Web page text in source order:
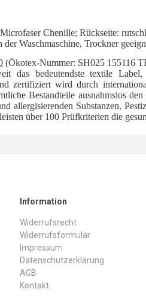
Chenille; Rückseite:
Waschmaschine, Trockner
(Ökotex-Nummer: SH025 155116
das bedeutendste textile
zertifiziert wird durch
Bestandteile ausnahmslos
allergisierenden Substanzen,
über 100 Prüfkriterien die
Information
Widerrufs­recht
Widerrufs­formular
Impressum
Daten­schutz­erklärung
AGB
Kontakt